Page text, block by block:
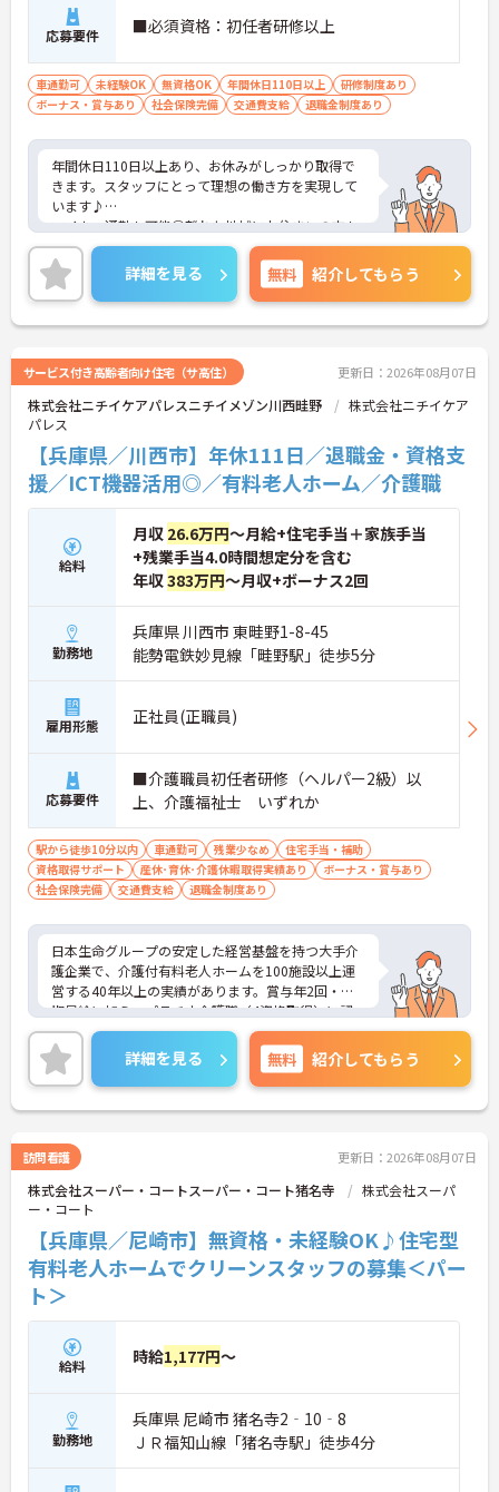
応募要件 ■必須資格：初任者研修以上
車通勤可 未経験OK 無資格OK 年間休日110日以上
研修制度あり
ボーナス・賞与あり
社会保険完備 交通費支給 退職金制度あり
年間休日110日以上あり、お休みがしっかり取得で
きます。スタッフにとって理想の働き方を実現して
います♪
マイカー通勤も可能◎離れた地域にお住まいの方も
ストレス無く通勤していただけます！
気になることがございましたらお気軽にマイナビま
でお問合せください！！
詳細を見る 無料 紹介してもらう
サービス付き高齢者向け住宅（サ高住） 更新日：2026年08月07日
株式会社ニチイケアパレスニチイメゾン川西畦野
株式会社ニチイケア
パレス
【兵庫県／川西市】年休111日／退職金・資格支
援／ICT機器活用◎／有料老人ホーム／介護職
給料
月収 26.6万円～月給+住宅手当＋家族手当
+残業手当4.0時間想定分を含む
年収383万円～月収+ボーナス2回
勤務地
兵庫県 川西市 東畦野1-8-45
能勢電鉄妙見線「畦野駅」徒歩5分
雇用形態 正社員(正職員)
応募要件
■介護職員初任者研修（ヘルパー2級）以
上、介護福祉士 いずれか
駅から徒歩10分以内 車通勤可 残業少なめ
住宅手当・補助
資格取得サポート
産休･育休･介護休暇取得実績あり
ボーナス・賞与あり
社会保険完備
交通費支給 退職金制度あり
日本生命グループの安定した経営基盤を持つ大手介
護企業で、介護付有料老人ホームを100施設以上運
営する40年以上の実績があります。賞与年2回・定
期昇給に加え、プラチナ介護職（4資格取得）に認
定されると月38,000円の手当が加算され、スキルが
収入に直結する仕組みが整っています。年間休日11
1日以上・残業月平均4.3時間と働きやすく、育休取
得率100%・育児短時間勤務（小学4年生まで）・有
給取得実績14日と、家庭との両立を長期的にサポー
時研修・技術向上研修など段階別の研修体制と資格
取得支援が整っており、介護福祉士国家試験対策講
座やケアマネ対策講座も自社開講しています。多職
種チームケアの中で専門性を高めながら、ケアマネ
ジャーや生活相談員へのキャリアアップも実現でき
る職場です。
★おすすめPOINT★
・日本生命グループを親会社に持つ大手介護企業
で、100施設以上を運営する安定した経営基盤があ
・介護福祉士を取得すると資格手当がプラスされ、
プラチナ介護職（4資格）に認定されると月38,000
円の手当が加算される仕組みが整っています
・介護福祉士国家試験対策講座・認知症ケア専門士
詳細を見る 無料 紹介してもらう
訪問看護 更新日：2026年08月07日
株式会社スーパー・コートスーパー・コート猪名寺
株式会社スーパ
ー・コート
【兵庫県／尼崎市】無資格・未経験OK♪住宅型
有料老人ホームでクリーンスタッフの募集＜パー
ト＞
給料 時給1,177円～
勤務地
兵庫県 尼崎市 猪名寺2‐10‐8
ＪＲ福知山線「猪名寺駅」徒歩4分